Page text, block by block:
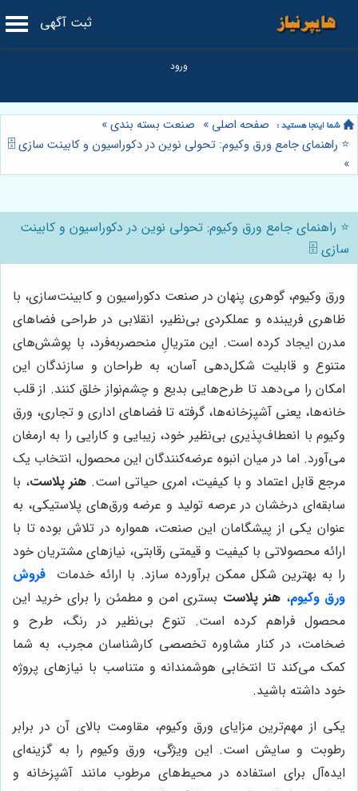
ثبت آگهی
صفحه اصلی » صنعت بسته بندی»
⭐️ راهنمای جامع ورق وکیوم: تحولی نوین در دکوراسیون و کابینت سازی 🗄️
»
⭐️ راهنمای جامع ورق وکیوم: تحولی نوین در دکوراسیون و کابینت
سازی 🗄️
ورق وکیوم، گوهری پنهان در صنعت دکوراسیون و کابینت‌سازی، با
ظاهری فریبنده و عملکردی بی‌نظیر، انقلابی در طراحی فضاهای
مدرن ایجاد کرده است. این متریالِ منحصربه‌فرد، با پوشش‌های
متنوع و قابلیت شکل‌دهی آسان، به طراحان و سازندگان این
امکان را می‌دهد تا طرح‌هایی بدیع و چشم‌نواز خلق کنند. از قلب
خانه‌ها، یعنی آشپزخانه‌ها، گرفته تا فضاهای اداری و تجاری، ورق
وکیوم با انعطاف‌پذیری بی‌نظیر خود، زیبایی و کارایی را به ارمغان
می‌آورد. اما در میان انبوه عرضه‌کنندگان این محصول، انتخاب یک
مرجع قابل اعتماد و با کیفیت، امری حیاتی است. هنر پلاست، با
سابقه‌ای درخشان در عرصه تولید و عرضه ورق‌های پلاستیکی، به
عنوان یکی از پیشگامان این صنعت، همواره در تلاش بوده تا با
ارائه محصولاتی با کیفیت و قیمتی رقابتی، نیازهای مشتریان خود
را به بهترین شکل ممکن برآورده سازد. با ارائه خدمات فروش
ورق وکیوم، هنر پلاست بستری امن و مطمئن را برای خرید این
محصول فراهم کرده است. تنوع بی‌نظیر در رنگ، طرح و
ضخامت، در کنار مشاوره تخصصی کارشناسان مجرب، به شما
کمک می‌کند تا انتخابی هوشمندانه و متناسب با نیازهای پروژه
خود داشته باشید.
یکی از مهم‌ترین مزایای ورق وکیوم، مقاومت بالای آن در برابر
رطوبت و سایش است. این ویژگی، ورق وکیوم را به گزینه‌ای
ایده‌آل برای استفاده در محیط‌های مرطوب مانند آشپزخانه و